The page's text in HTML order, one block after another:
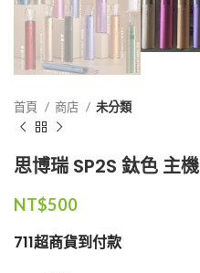
首頁 商店 未分類
思博瑞 SP2S 鈦色 主機
NT$500
711超商貨到付款